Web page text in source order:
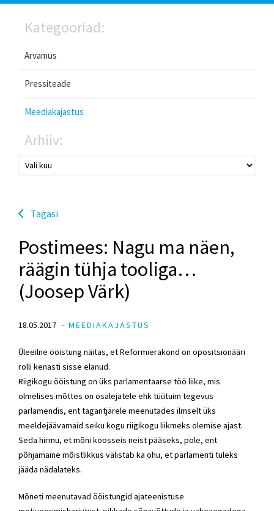
Kategooriad:
Arvamus
Pressiteade
Meediakajastus
Arhiiv:
Tagasi
Postimees: Nagu ma näen,
räägin tühja tooliga…
(Joosep Värk)
18.05.2017 MEEDIAKAJASTUS
Üleeilne ööistung näitas, et Reformierakond on opositsionääri
rolli kenasti sisse elanud.
Riigikogu ööistung on üks parlamentaarse töö liike, mis
olmelises mõttes on osalejatele ehk tüütuim tegevus
parlamendis, ent tagantjärele meenutades ilmselt üks
meeldejäävamaid seiku kogu riigikogu liikmeks olemise ajast.
Seda hirmu, et mõni koosseis neist pääseks, pole, ent
põhjamaine mõistlikkus välistab ka ohu, et parlamenti tuleks
jääda nädalateks.
Mõneti meenutavad ööistungid ajateenistuse